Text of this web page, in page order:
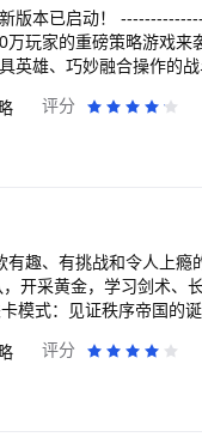
种分别是： 1、剑士：
种。 3、弓箭手：怕骑
：专用于攻击建筑，移动慢，但
具体可以到游戏中看国
一定的经济优势后，要
和盟国配合组成军团作
合： 【指尖帝国】有兵
兵克制弓箭手 3、弓箭
菘蓝武士除外） ... 【游戏模式】： 游戏
帝王死斗 4、简易模式 【主要功能】
版本已启动！
玩家的重磅策略游戏
英雄、巧妙融合操作的
你的参与才会完整。 欢迎回来，指挥
能和攻击方式； •升级
胜过鲁莽的攻击； •多
统帮助你集合有共同爱
补协助。
评分
趣、有挑战和令人上
开采黄金，学习剑术、
的传奇风格地图。2、
评分